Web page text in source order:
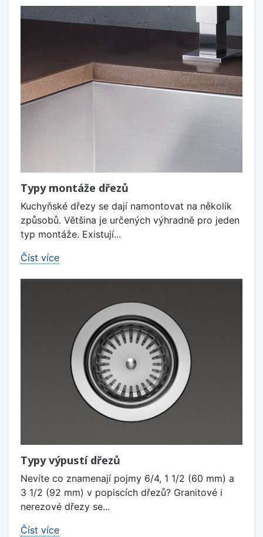
Typy montáže dřezů
Kuchyňské dřezy se dají namontovat na několik
způsobů. Většina je určených výhradně pro jeden
typ montáže. Existují...
Číst více
Typy výpustí dřezů
Nevíte co znamenají pojmy 6/4, 1 1/2 (60 mm) a
3 1/2 (92 mm) v popiscích dřezů? Granitové i
nerezové dřezy se...
Číst více